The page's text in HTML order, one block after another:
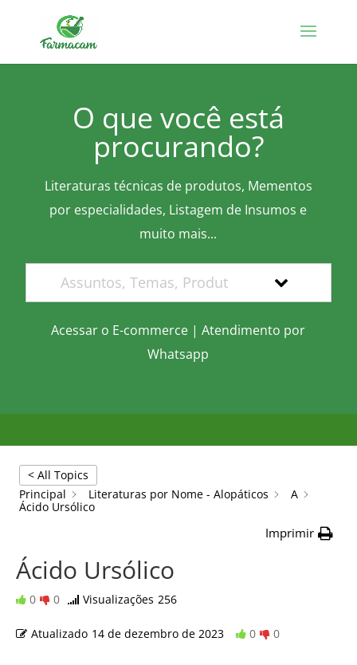
O que você está
procurando?
Literaturas técnicas de produtos, Mementos
por especialidades, Listagem de Insumos e
muito mais...
Acessar o E-commerce |Atendimento por
Whatsapp
< All Topics
Principal
Literaturas por Nome - Alopáticos
A
Ácido Ursólico
Imprimir
Ácido Ursólico
0 0 Visualizações 256
Atualizado 14 de dezembro de 2023 0 0